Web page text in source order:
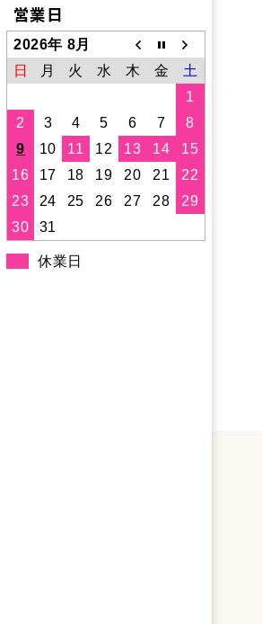
営業日
2026年 8月
日
月 火 水 木 金
土
1
2
3 4 5 6 7
8
9
10 11 12 13 14
15
16
17 18 19 20 21
22
23
24 25 26 27 28
29
30
31
休業日